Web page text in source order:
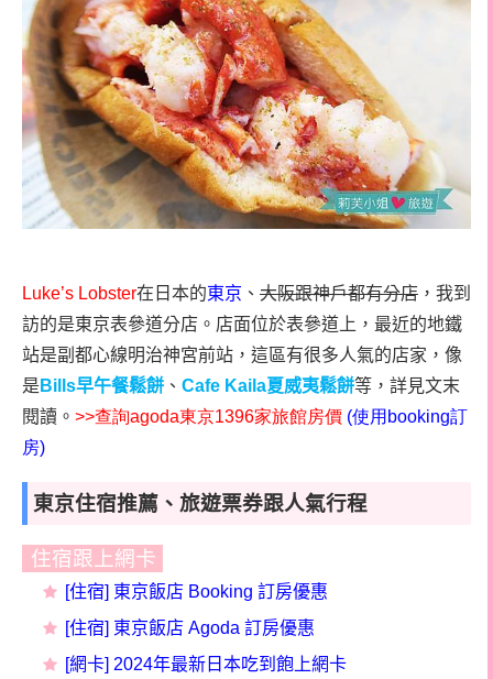
Luke’s Lobster在日本的東京 、 大阪跟神戶都有分店 ，我到
訪的是東京表參道分店。店面位於表參道上，最近的地鐵
站是副都心線明治神宮前站，這區有很多人氣的店家，像
是 Bills早午餐鬆餅 、 Cafe Kaila夏威夷鬆餅等，詳見文末
閱讀。 >>查詢agoda東京1396家旅館房價 (使用 booking訂
房)
東京住宿推薦、旅遊票券跟人氣行程
住宿跟上網卡
[住宿] 東京飯店 Booking 訂房優惠
[住宿] 東京飯店 Agoda 訂房優惠
[網卡] 2024年最新日本吃到飽上網卡